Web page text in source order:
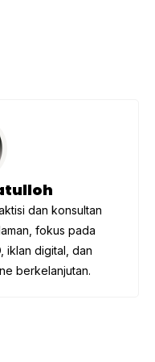
dan konsultan
fokus pada
iklan digital, dan
berkelanjutan.